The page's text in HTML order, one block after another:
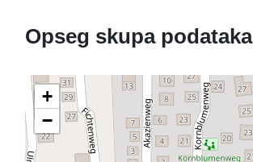
Opseg skupa podataka
+
−